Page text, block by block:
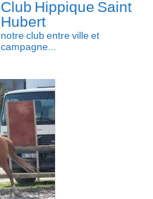
Club Hippique Saint
Hubert
notre club entre ville et
campagne...